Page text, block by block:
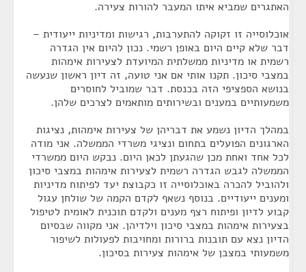
האתגרים שמביא איתו המעבר להורות צעירה.
אוכלוסייה זו זקוקה להתערבות, רגישות ומדיניות ייעודית –
דבר שלא קיים היום באופן רשמי. נכון להיום אין הגדרה
רשמית או מדיניות ממשלתית המיועדת לצעירות אימהות
במצבי סיכון. תקנו אותי אם אני טועה, זה דיון ראשון שנעשה
בנושא הספציפי הזה בכנסת. דבר שמוביל לחוסרים
משמעותיים במענים ובשירותים מותאמים לצרכים שלהן.
במהלך הדיון נשמע את דבריהן של צעירות אימהות, נציגות
הארגונים הפועלים בתחום ונציגי משרדי הממשלה. אני מודה
לכל אחד ואחת מכן שהגעתן לכאן היום. נבקש היום ממשרדי
הממשלה לגבש הגדרה רשמית לצעירות אימהות במצבי סיכון
ולהוביל להכרה באוכלוסייה זו כקבוצת יעד לפיתוח מדיניות
ומענים ייעודיים. בנוסף נשאף לקדם הקמה של שולחן עגול
קבוע לדיון ופיתוח רצף מענים ולקדם תוכנית לאומית לטיפול
בצעירות אימהות במצבי סיכון וילדיהן. אני מקווה שבסיום
הדיון נצא עם תובנות ברורות ומחויבות לפעולות לשיפור
משמעותי במצבן של אימהות צעירות בסיכון.